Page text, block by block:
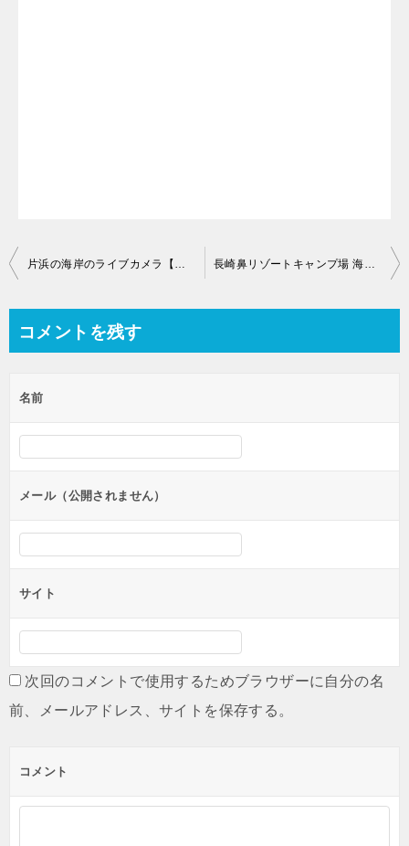
投
ビ
ー
シ
ン
片浜の海岸のライブカメラ【静岡県沼津市大諏訪】 長崎鼻リゾートキャンプ場 海水浴場のライブカメラ【大分県豊後高田市】
コメントを残す
名前
メール（公開されません）
サイト
次回のコメントで使用するためブラウザーに自分の名
前、メールアドレス、サイトを保存する。
コメント